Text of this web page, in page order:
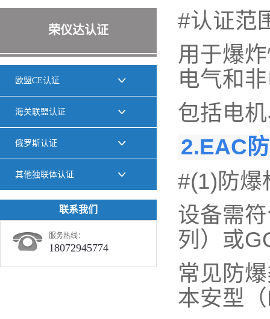
荣仪达认证
欧盟CE认证
海关联盟认证
俄罗斯认证
其他独联体认证
联系我们
服务热线：
18072945774
#认证范
用于爆
电气和
包括电
2.EAC
#(1)防爆
设备需
列）或
常见防
本安型